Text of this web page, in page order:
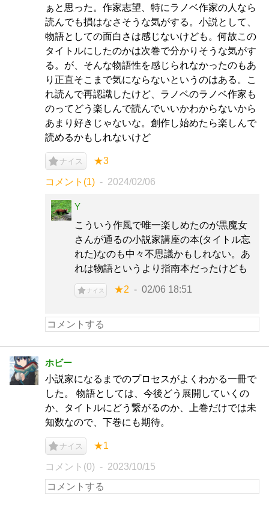
ぁと思った。作家志望、特にラノベ作家の人なら
読んでも損はなさそうな気がする。小説として、
物語としての面白さは感じないけども。何故この
タイトルにしたのかは次巻で分かりそうな気がす
る。が、そんな物語性を感じられなかったのもあ
り正直そこまで気にならないというのはある。こ
れ読んで再認識したけど、ラノベのラノベ作家も
のってどう楽しんで読んでいいかわからないから
あまり好きじゃないな。創作し始めたら楽しんで
読めるかもしれないけど
ナイス ★3
コメント(1) 2024/02/06
Y
こういう作風で唯一楽しめたのが黒魔女
さんが通るの小説家講座の本(タイトル忘
れた)なのも中々不思議かもしれない。あ
れは物語というより指南本だったけども
ナイス ★2 02/06 18:51
ホビー
小説家になるまでのプロセスがよくわかる一冊で
した。 物語としては、今後どう展開していくの
か、タイトルにどう繋がるのか、上巻だけでは未
知数なので、下巻にも期待。
ナイス ★1
コメント(0) 2023/10/15